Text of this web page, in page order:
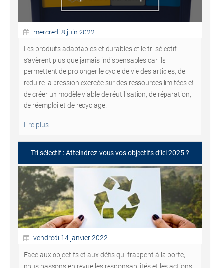
mercredi 8 juin 2022
Les produits adaptables et durables et le tri sélectif
s’avèrent plus que jamais indispensables car ils
permettent de prolonger le cycle de vie des articles, de
réduire la pression exercée sur des ressources limitées et
de créer un modèle viable de réutilisation, de réparation,
de réemploi et de recyclage.
Lire plus
Tri sélectif : Atteindrez-vous vos objectifs d’ici 2025 ?
vendredi 14 janvier 2022
Face aux objectifs et aux défis qui frappent à la porte,
nous passons en revue les responsabilités et les actions